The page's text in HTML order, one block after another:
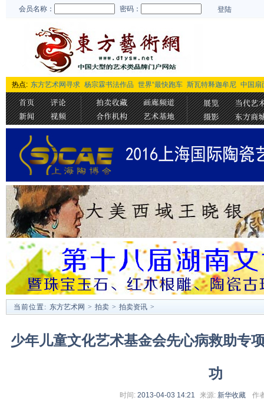
会员名称： 密码： 登陆
热点: 东方艺术网寻求 杨宗霖书法作品 世界“最快跑车 斯瓦特释迦牟尼 中国扇
当前位置: 东方艺术网 > 拍卖 > 拍卖资讯 >
少年儿童文化艺术基金会先心病救助专
功
时间: 2013-04-03 14:21 来源: 新华收藏 作